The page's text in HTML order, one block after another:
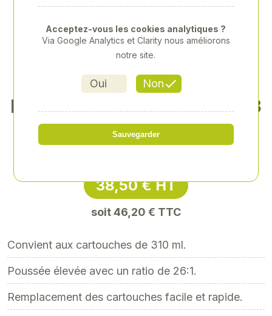
PISTOLET À CARTOUCHES 3
00ML
38,50 € HT
soit 46,20 € TTC
Convient aux cartouches de 310 ml.
Poussée élevée avec un ratio de 26:1.
Remplacement des cartouches facile et rapide.
Oui Non
Acceptez-vous les cookies analytiques ?
Via Google Analytics et Clarity nous améliorons
notre site.
Sauvegarder